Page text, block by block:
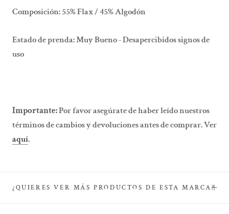
Composición: 55% Flax / 45% Algodón
Estado de prenda: Muy Bueno - Desapercibidos signos de
uso
Importante:Por favor asegúrate de haber leído nuestros
términos de cambios y devoluciones antes de comprar. Ver
aquí.
¿QUIERES VER MÁS PRODUCTOS DE ESTA MARCA?